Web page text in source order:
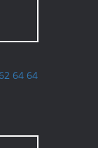
64 64